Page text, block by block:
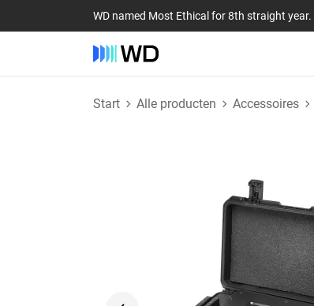
WD named Most Ethical for 8th straight year.
Start Alle producten Accessoires